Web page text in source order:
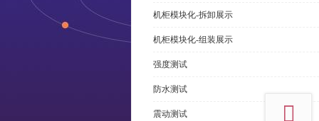
机柜模块化-拆卸展示
机柜模块化-组装展示
强度测试
防水测试
震动测试